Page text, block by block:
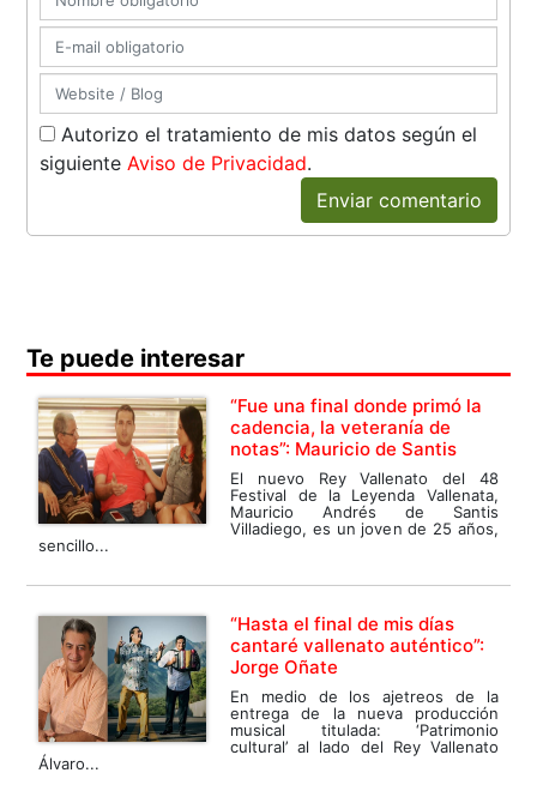
Autorizo el tratamiento de mis datos según el
siguienteAviso de Privacidad.
Enviar comentario
Te puede interesar
“Fue una final donde primó la
cadencia, la veteranía de
notas”: Mauricio de Santis
El nuevo Rey Vallenato del 48
Festival de la Leyenda Vallenata,
Mauricio Andrés de Santis
Villadiego, es un joven de 25 años,
sencillo...
“Hasta el final de mis días
cantaré vallenato auténtico”:
Jorge Oñate
En medio de los ajetreos de la
entrega de la nueva producción
musical titulada: ‘Patrimonio
cultural’ al lado del Rey Vallenato
Álvaro...